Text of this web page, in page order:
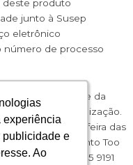
experiência
publicidade e
Ao
experiência
publicidade e
Ao
experiência
publicidade e
Ao
experiência
publicidade e
Ao
deste produto
junto à Susep
eletrônico
número de processo
implica, por parte da
a sua comercialização.
(2ª a 6ª feira das
de Atendimento Too
0800 775 9191